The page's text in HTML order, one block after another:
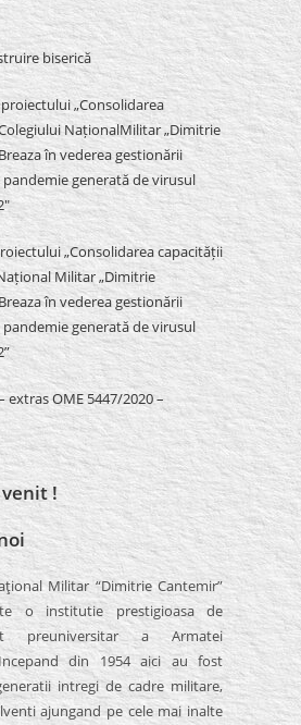
biserică
„Consolidarea
NaționalMilitar „Dimitrie
în vederea gestionării
generată de virusul
„Consolidarea capacității
Militar „Dimitrie
în vederea gestionării
generată de virusul
extras OME 5447/2020 –
!
Militar “Dimitrie Cantemir”
o institutie prestigioasa de
preuniversitar a Armatei
din 1954 aici au fost
intregi de cadre militare,
ajungand pe cele mai inalte